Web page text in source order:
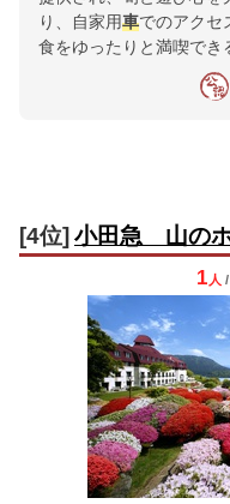
り、自家用車でのアクセ
食をゆったりと満喫でき
[4位] 小田急 山の
1 人